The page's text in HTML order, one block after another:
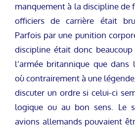
manquement à la discipline de
officiers de carrière était
Parfois par une punition
discipline était donc
l’armée britannique que dans
où contrairement à une
discuter un ordre si celui-ci
logique ou au bon sens. Le
avions allemands pouvaient